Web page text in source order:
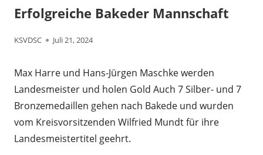
Erfolgreiche Bakeder Mannschaft
Autor
KSVDSC
Veröffentlicht
Juli 21, 2024
Max Harre und Hans-Jürgen Maschke werden
Landesmeister und holen Gold Auch 7 Silber- und 7
Bronzemedaillen gehen nach Bakede und wurden
vom Kreisvorsitzenden Wilfried Mundt für ihre
Landesmeistertitel geehrt.